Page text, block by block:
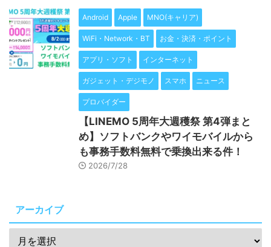
Android Apple MNO(キャリア)
WiFi・Network・BT お金・決済・ポイント
アプリ・ソフト インターネット
ガジェット・デジモノ スマホ ニュース
プロバイダー
【LINEMO 5周年大週穫祭 第4弾まと
め】ソフトバンクやワイモバイルから
も事務手数料無料で乗換出来る件！
2026/7/28
アーカイブ